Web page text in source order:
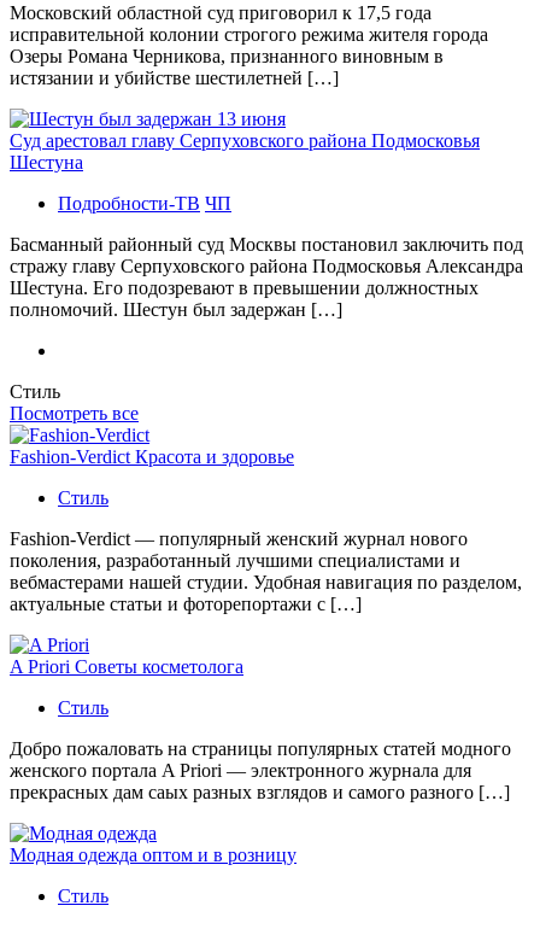
Московский областной суд приговорил к 17,5 года
исправительной колонии строгого режима жителя города
Озеры Романа Черникова, признанного виновным в
истязании и убийстве шестилетней […]
Суд арестовал главу Серпуховского района Подмосковья
Шестуна
Подробности-ТВ ЧП
Басманный районный суд Москвы постановил заключить под
стражу главу Серпуховского района Подмосковья Александра
Шестуна. Его подозревают в превышении должностных
полномочий. Шестун был задержан […]
Стиль
Посмотреть все
Fashion-Verdict Красота и здоровье
Стиль
Fashion-Verdict — популярный женский журнал нового
поколения, разработанный лучшими специалистами и
вебмастерами нашей студии. Удобная навигация по разделом,
актуальные статьи и фоторепортажи с […]
A Priori Советы косметолога
Стиль
Добро пожаловать на страницы популярных статей модного
женского портала A Priori — электронного журнала для
прекрасных дам саых разных взглядов и самого разного […]
Модная одежда оптом и в розницу
Стиль